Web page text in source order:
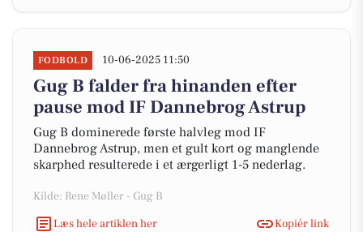
FODBOLD 10-06-2025 11:50
Gug B falder fra hinanden efter
pause mod IF Dannebrog Astrup
Gug B dominerede første halvleg mod IF
Dannebrog Astrup, men et gult kort og manglende
skarphed resulterede i et ærgerligt 1-5 nederlag.
Kilde: Rene Møller - Gug B
Læs hele artiklen her
Kopiér link